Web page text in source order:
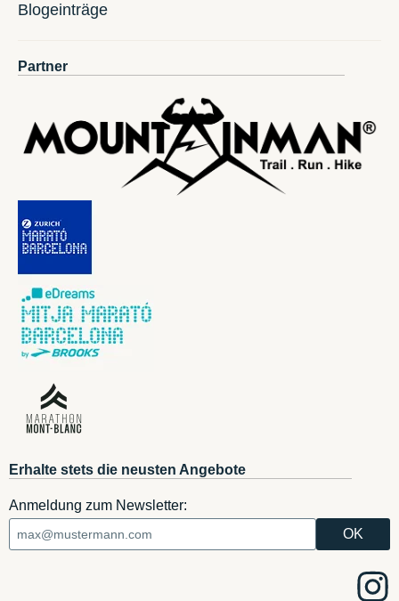
Blogeinträge
Partner
Erhalte stets die neusten Angebote
Anmeldung zum Newsletter: